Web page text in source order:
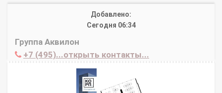
Добавлено:
Сегодня 06:34
Группа Аквилон
+7 (495)...открыть контакты...